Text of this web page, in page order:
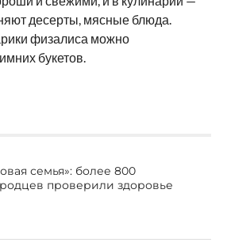
десерты, мясные блюда.
физалиса можно
букетов.
семья»: более 800
проверили здоровье